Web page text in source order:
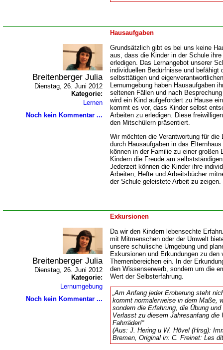
Hausaufgaben
Breitenberger Julia
Dienstag, 26. Juni 2012
Kategorie:
Lernen
Noch kein Kommentar ...
Grundsätzlich gibt es bei uns keine
aus, dass die Kinder in der Schule
erledigen. Das Lernangebot unserer
individuellen Bedürfnisse und befähigt
selbsttätigen und
Lernumgebung haben Hausaufgaben
seltenen Fällen und nach
wird ein Kind aufgefordert zu Hause
kommt es vor, dass Kinder selbst
Arbeiten zu erledigen. Diese
den Mitschülern präsentiert.
Wir möchten die Verantwortung für
durch Hausaufgaben in das
können in der Familie zu einer großen
Kindern die Freude am
Jederzeit können die Kinder ihre
Arbeiten, Hefte und Arbeitsbücher
der Schule geleistete Arbeit zu zeigen.
Exkursionen
Breitenberger Julia
Dienstag, 26. Juni 2012
Kategorie:
Lernumgebung
Noch kein Kommentar ...
Da wir den Kindern lebensechte
mit Mitmenschen oder der Umwelt
unsere schulische Umgebung und
Exkursionen und Erkundungen zu den
Themenbereichen ein. In der
den Wissenserwerb, sondern um die
Wert der Selbsterfahrung.
Am Anfang jeder Eroberung steht
kommt normalerweise in dem Maße,
sondern die Erfahrung, die Übung
Verlasst zu diesem Jahresanfang die
Fahrräder!“
(Aus: J. Hering u W. Hövel (Hrsg):
Bremen, Original in: C. Freinet: Les